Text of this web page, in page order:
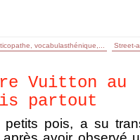
vocabulasthénique,... Street-
Vuitton au
partout
pois, a su